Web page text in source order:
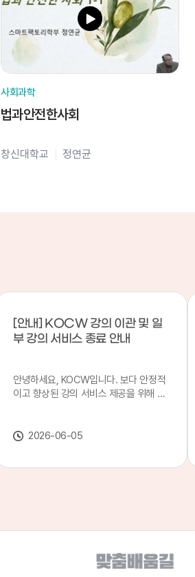
사회과학
법과안전한사회
창신대학교 정연균
[안내] KOCW 강의 이관 및 일
부 강의 서비스 종료 안내
안녕하세요, KOCW입니다. 보다 안정적
이고 향상된 강의 서비스 제공을 위해 강
스가 종료될 예정이오니, 이용에 참고하
종료 강의 안내 이관 작업으로 인해 일부
었습니다. 서비스 종료 강의 목록은 아래
링크에서 확인하실 수 있습니다. → 서비
2026-06-05